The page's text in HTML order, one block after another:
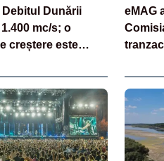
Dunării
mc/s; o
creștere este
viitoare
eMAG